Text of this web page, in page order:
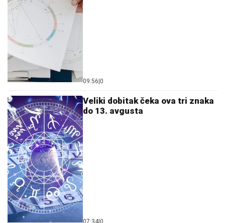
09:56 0
Veliki dobitak čeka ova tri znaka
do 13. avgusta
07:34 0